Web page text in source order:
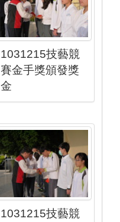
1031215技藝競
賽金手獎頒發獎
金
1031215技藝競